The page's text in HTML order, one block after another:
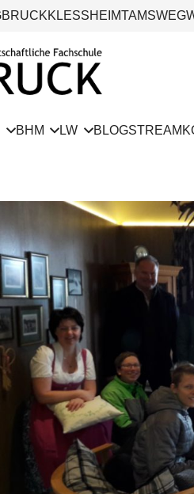
BRUCKKLESSHEIMTAMSWEG
BHM LW BLOGSTREAM